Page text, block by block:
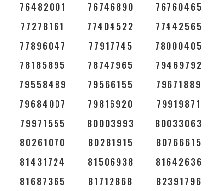
76482001 76746890
76760465
77278161
77404522
77442565
77896047
77917745
78000405
78185895
78747965
79469792
79558489
79566155
79671889
79684007
79816920
79919871
79971555
80003993
80033063
80261070
80281915
80766615
81431724
81506938
81642636
81687365
81712868
82391796